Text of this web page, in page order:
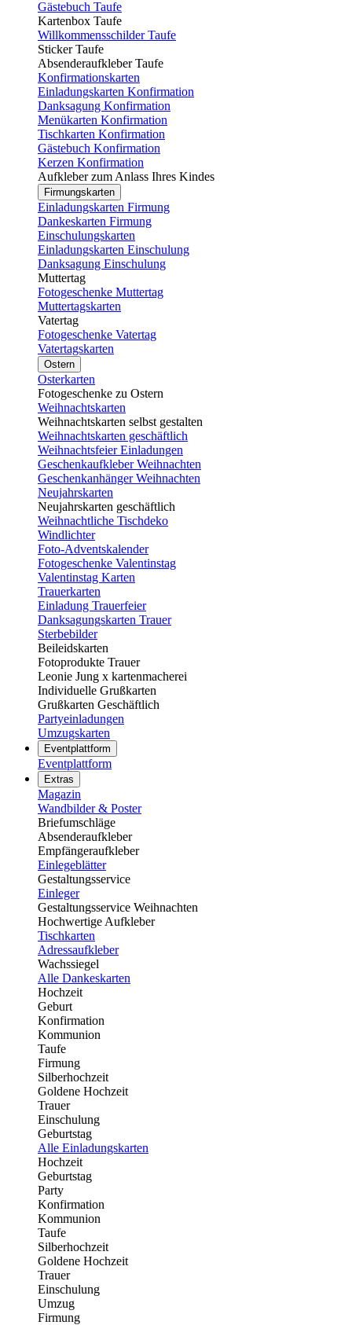
Gästebuch Taufe
Kartenbox Taufe
Willkommensschilder Taufe
Sticker Taufe
Absenderaufkleber Taufe
Konfirmationskarten
Einladungskarten Konfirmation
Danksagung Konfirmation
Menükarten Konfirmation
Tischkarten Konfirmation
Gästebuch Konfirmation
Kerzen Konfirmation
Aufkleber zum Anlass Ihres Kindes
Firmungskarten
Einladungskarten Firmung
Dankeskarten Firmung
Einschulungskarten
Einladungskarten Einschulung
Danksagung Einschulung
Muttertag
Fotogeschenke Muttertag
Muttertagskarten
Vatertag
Fotogeschenke Vatertag
Vatertagskarten
Ostern
Osterkarten
Fotogeschenke zu Ostern
Weihnachtskarten
Weihnachtskarten selbst gestalten
Weihnachtskarten geschäftlich
Weihnachtsfeier Einladungen
Geschenkaufkleber Weihnachten
Geschenkanhänger Weihnachten
Neujahrskarten
Neujahrskarten geschäftlich
Weihnachtliche Tischdeko
Windlichter
Foto-Adventskalender
Fotogeschenke Valentinstag
Valentinstag Karten
Trauerkarten
Einladung Trauerfeier
Danksagungskarten Trauer
Sterbebilder
Beileidskarten
Fotoprodukte Trauer
Leonie Jung x kartenmacherei
Individuelle Grußkarten
Grußkarten Geschäftlich
Partyeinladungen
Umzugskarten
Eventplattform
Eventplattform
Extras
Magazin
Wandbilder & Poster
Briefumschläge
Absenderaufkleber
Empfängeraufkleber
Einlegeblätter
Gestaltungsservice
Einleger
Gestaltungsservice Weihnachten
Hochwertige Aufkleber
Tischkarten
Adressaufkleber
Wachssiegel
Alle Dankeskarten
Hochzeit
Geburt
Konfirmation
Kommunion
Taufe
Firmung
Silberhochzeit
Goldene Hochzeit
Trauer
Einschulung
Geburtstag
Alle Einladungskarten
Hochzeit
Geburtstag
Party
Konfirmation
Kommunion
Taufe
Silberhochzeit
Goldene Hochzeit
Trauer
Einschulung
Umzug
Firmung